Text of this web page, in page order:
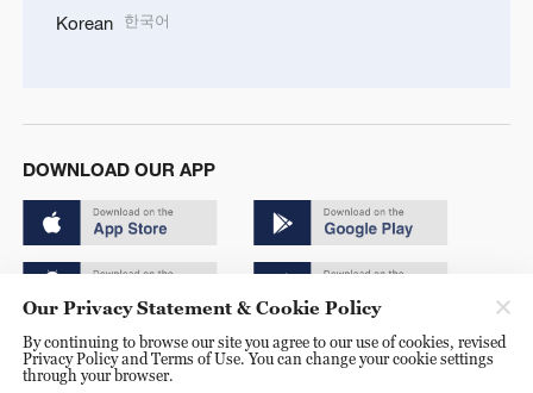
Korean 한국어
DOWNLOAD OUR APP
Copyright © 2024 CGTN.
京ICP备20000184号
Our Privacy Statement & Cookie Policy
By continuing to browse our site you agree to our use of cookies, revised
Privacy Policy and Terms of Use. You can change your cookie settings
through your browser.